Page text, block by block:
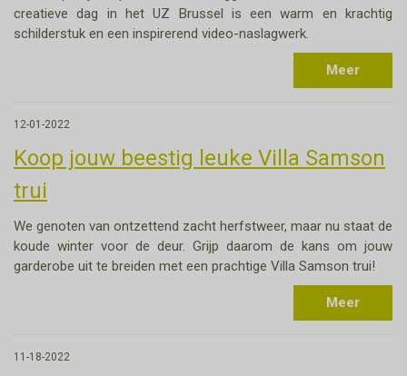
creatieve dag in het UZ Brussel is een warm en krachtig
schilderstuk en een inspirerend video-naslagwerk.
Meer
12-01-2022
Koop jouw beestig leuke Villa Samson
trui
We genoten van ontzettend zacht herfstweer, maar nu staat de
koude winter voor de deur. Grijp daarom de kans om jouw
garderobe uit te breiden met een prachtige Villa Samson trui!
Meer
11-18-2022